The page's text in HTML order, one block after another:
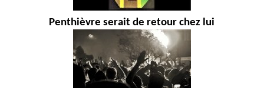
Penthièvre serait de retour chez lui